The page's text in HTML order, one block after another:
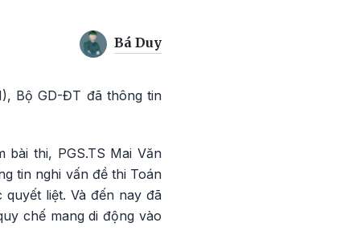
Bá Duy
Bộ GD-ĐT đã thông tin
thi, PGS.TS Mai Văn
tin nghi vấn đề thi Toán
liệt. Và đến nay đã
chế mang di động vào